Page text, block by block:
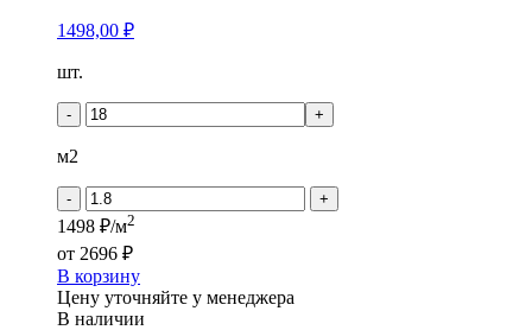
1498,00 ₽
Количество
Кронапласт
-
шт.
- +
м2
- +
1498 ₽/м2
от 2696 ₽
В корзину
Цену уточняйте у менеджера
В наличии